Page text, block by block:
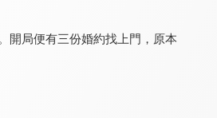
開局便有三份婚約找上門，原本